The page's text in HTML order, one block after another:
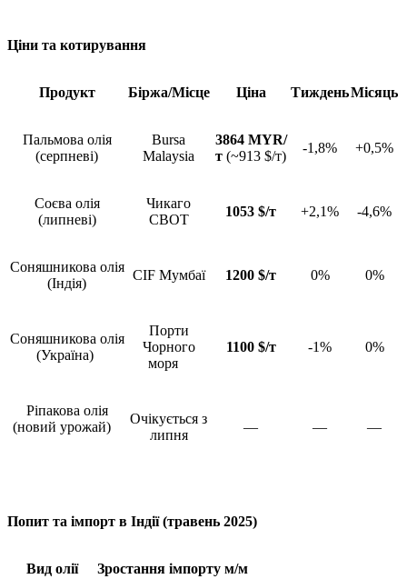
Ціни та котирування
Продукт Біржа/Місце Ціна ТижденьМісяць
Пальмова олія
(серпневі)
Bursa
Malaysia
3864 MYR/
т (~913 $/т)
-1,8% +0,5%
Соєва олія
(липневі)
Чикаго
CBOT
1053 $/т +2,1% -4,6%
Соняшникова олія
(Індія)
CIF Мумбаї 1200 $/т 0% 0%
Соняшникова олія
(Україна)
Порти
Чорного
моря
1100 $/т -1% 0%
Ріпакова олія
(новий урожай)
Очікується з
липня
— — —
Попит та імпорт в Індії (травень 2025)
Вид олії Зростання імпорту м/м